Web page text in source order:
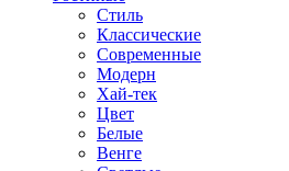
Стиль
Классические
Современные
Модерн
Хай-тек
Цвет
Белые
Венге